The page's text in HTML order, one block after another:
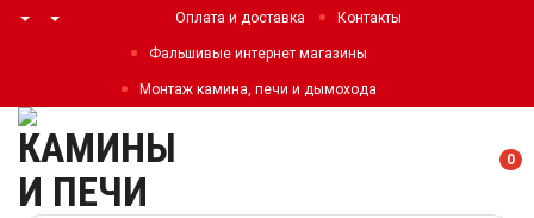
Оплата и доставка Контакты
Фальшивые интернет магазины
Монтаж камина, печи и дымохода
0